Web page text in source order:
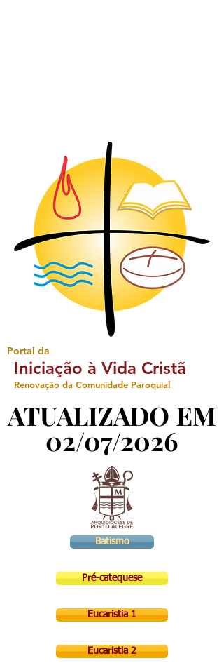
Portal da
Iniciação à Vida Cristã
Renovação da Comunidade Paroquial
ATUALIZADO EM
02/07/2026
ATUALIZADO EM
02/07/2026
Batismo
Pré-catequese
Eucaristia 1
Eucaristia 2